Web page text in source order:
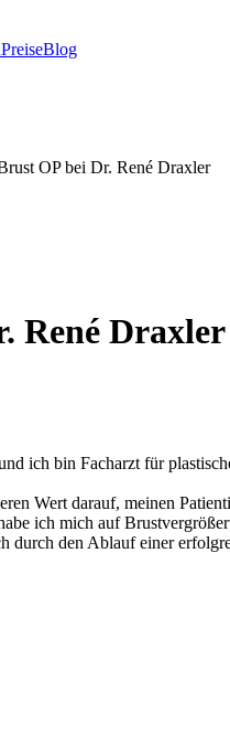
PreiseBlog
OP bei Dr. René Draxler
René Draxler
ich bin Facharzt für
Wert darauf, meinen
ich mich auf
durch den Ablauf einer